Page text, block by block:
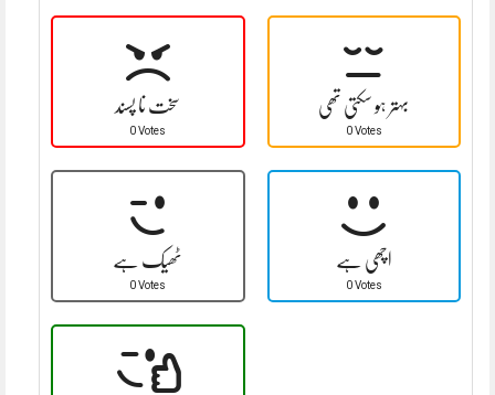
سخت نا پسند
0 Votes
بہتر ہو سکتی تھی
0 Votes
ٹھیک ہے
0 Votes
اچھی ہے
0 Votes